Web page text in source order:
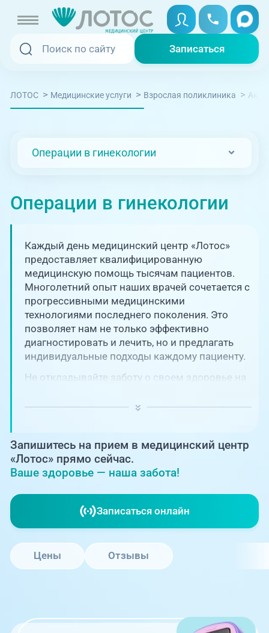
Записаться
Записаться
Услуги и цены
Отзывы
Адреса клиник
О клинике
Блог врачей
Новости
+7 (351) 220-00-03
Записаться онлайн
Вызвать скорую
Медицина на дому
Телемедицина
+7 (351) 220-00-03
Единая справочная служба,
запись на прием
+7 (351) 220-03-03
Центр амбулаторной
онкологической помощи
+7 (7142) 927-003
ЛОТОС > Медицинские услуги > Взрослая поликлиника >
Операции в гинекологии
Операции в гинекологии
Каждый день медицинский центр «Лотос»
предоставляет квалифицированную
медицинскую помощь тысячам пациентов.
Многолетний опыт наших врачей сочетается с
прогрессивными медицинскими
технологиями последнего поколения. Это
позволяет нам не только эффективно
диагностировать и лечить, но и предлагать
индивидуальные подходы каждому пациенту.
Не откладывайте заботу о своем здоровье на
ключевую роль в поддержании вашего
Запишитесь на прием в медицинский центр
«Лотос» прямо сейчас.
Ваше здоровье — наша забота!
Записаться онлайн
Цены Отзывы